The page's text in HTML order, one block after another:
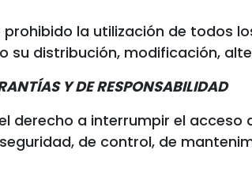
la utilización de todos
su distribución, modificación,
Y DE RESPONSABILIDAD
el derecho a interrumpir el
de control, de